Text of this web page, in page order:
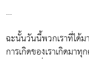
...
ฉะนั้นวันนี้พวกเราที่ได้ม
การเกิดของเราเกิดมา